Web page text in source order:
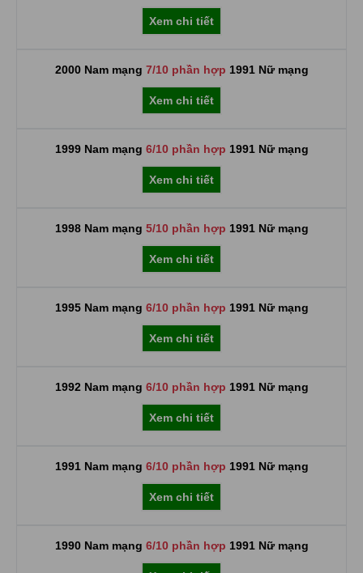
Xem chi tiết
2000 Nam mạng 7/10 phần hợp 1991 Nữ mạng
Xem chi tiết
1999 Nam mạng 6/10 phần hợp 1991 Nữ mạng
Xem chi tiết
1998 Nam mạng 5/10 phần hợp 1991 Nữ mạng
Xem chi tiết
1995 Nam mạng 6/10 phần hợp 1991 Nữ mạng
Xem chi tiết
1992 Nam mạng 6/10 phần hợp 1991 Nữ mạng
Xem chi tiết
1991 Nam mạng 6/10 phần hợp 1991 Nữ mạng
Xem chi tiết
1990 Nam mạng 6/10 phần hợp 1991 Nữ mạng